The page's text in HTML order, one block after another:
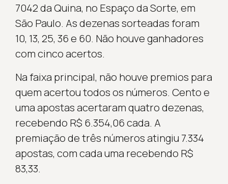
7042 da Quina, no Espaço da Sorte, em
São Paulo. As dezenas sorteadas foram
10, 13, 25, 36 e 60. Não houve ganhadores
com cinco acertos.
Na faixa principal, não houve premios para
quem acertou todos os números. Cento e
uma apostas acertaram quatro dezenas,
recebendo R$ 6.354,06 cada. A
premiação de três números atingiu 7.334
apostas, com cada uma recebendo R$
83,33.